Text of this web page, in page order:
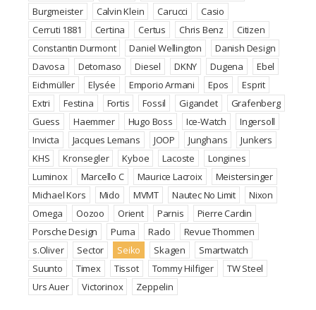
Burgmeister
Calvin Klein Carucci
Casio
Cerruti 1881
Certina Certus Chris Benz
Citizen
Constantin Durmont
Daniel Wellington
Danish Design
Davosa
Detomaso Diesel DKNY Dugena
Ebel
Eichmüller
Elysée Emporio Armani Epos
Esprit
Extri
Festina Fortis Fossil Gigandet
Grafenberg
Guess
Haemmer Hugo Boss Ice-Watch
Ingersoll
Invicta
Jacques Lemans JOOP Junghans
Junkers
KHS
Kronsegler Kyboe Lacoste
Longines
Luminox
Marcello C Maurice Lacroix
Meistersinger
Michael Kors
Mido MVMT Nautec No Limit
Nixon
Omega
Oozoo Orient Parnis
Pierre Cardin
Porsche Design
Puma Rado
Revue Thommen
s.Oliver
Sector Seiko Skagen
Smartwatch
Suunto
Timex Tissot Tommy Hilfiger
TW Steel
Urs Auer
Victorinox Zeppelin